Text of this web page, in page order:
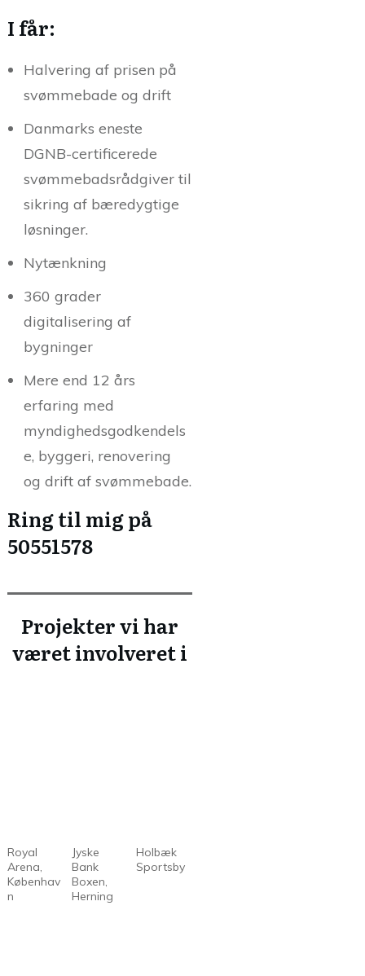
I får:
Halvering af prisen på
svømmebade og drift
Danmarks eneste
DGNB-certificerede
svømmebadsrådgiver til
sikring af bæredygtige
løsninger.
Nytænkning
360 grader
digitalisering af
bygninger
Mere end 12 års
erfaring med
myndighedsgodkendels
e, byggeri, renovering
og drift af svømmebade.
Ring til mig på
50551578
Projekter vi har
været involveret i
Royal
Arena,
Københav
n
Jyske
Bank
Boxen,
Herning
Holbæk
Sportsby